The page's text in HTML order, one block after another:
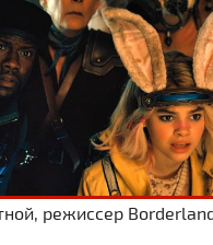
режиссер